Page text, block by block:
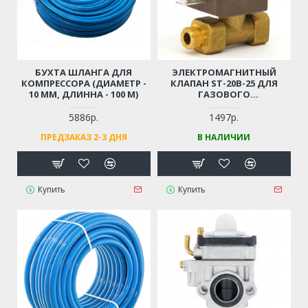
БУХТА ШЛАНГА ДЛЯ
КОМПРЕССОРА (ДИАМЕТР -
10 ММ, ДЛИННА - 100 М)
5886р.
ПРЕДЗАКАЗ 2-3 ДНЯ
Купить
ЭЛЕКТРОМАГНИТНЫЙ
КЛАПАН ST-20B-25 ДЛЯ
ГАЗОВОГО
ПУШЕК
1497р.
В НАЛИЧИИ
Купить